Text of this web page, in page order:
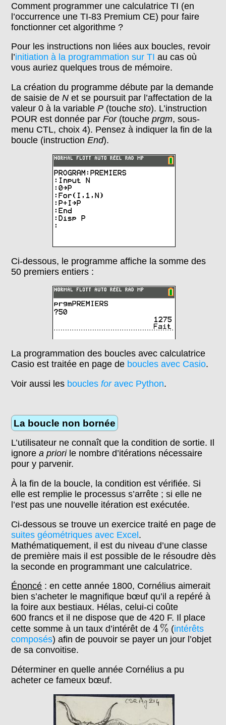
Comment programmer une calculatrice TI (en
l’occurrence une TI-83 Premium CE) pour faire
fonctionner cet algorithme ?
Pour les instructions non liées aux boucles, revoir
l’initiation à la programmation sur TI au cas où
vous auriez quelques trous de mémoire.
La création du programme débute par la demande
de saisie deN et se poursuit par l’affectation de la
valeur 0 à la variableP (touchesto). L’instruction
POUR est donnée parFor(toucheprgm, sous-
menu CTL, choix 4). Pensez à indiquer la fin de la
boucle (instructionEnd).
Ci-dessous, le programme affiche la somme des
50 premiers entiers :
La programmation des boucles avec calculatrice
Casio est traitée en page de boucles avec Casio.
Voir aussi les bouclesforavec Python.
La boucle non bornée
L’utilisateur ne connaît que la condition de sortie. Il
ignorea priorile nombre d’itérations nécessaire
pour y parvenir.
À la fin de la boucle, la condition est vérifiée. Si
elle est remplie le processus s’arrête ; si elle ne
l’est pas une nouvelle itération est exécutée.
Ci-dessous se trouve un exercice traité en page de
suites géométriques avec Excel.
Mathématiquement, il est du niveau d’une classe
de première mais il est possible de le résoudre dès
la seconde en programmant une calculatrice.
Énoncé : en cette année 1800, Cornélius aimerait
bien s’acheter le magnifique bœuf qu’il a repéré à
la foire aux bestiaux. Hélas, celui-ci coûte
600 francs et il ne dispose que de 420 F. Il place
cette somme à un taux d’intérêt de4 %
4%(intérêts
composés) afin de pouvoir se payer un jour l’objet
de sa convoitise.
Déterminer en quelle année Cornélius a pu
acheter ce fameux bœuf.